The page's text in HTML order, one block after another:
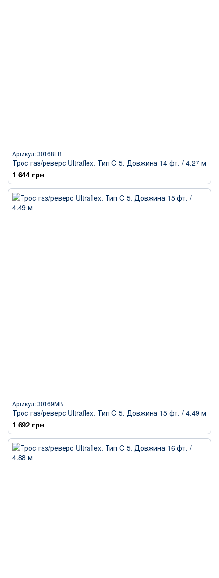
Артикул: 30168LВ
Трос газ/реверс Ultraflex. Тип C-5. Довжина 14 фт. / 4.27 м
1 644 грн
Артикул: 30169MВ
Трос газ/реверс Ultraflex. Тип C-5. Довжина 15 фт. / 4.49 м
1 692 грн